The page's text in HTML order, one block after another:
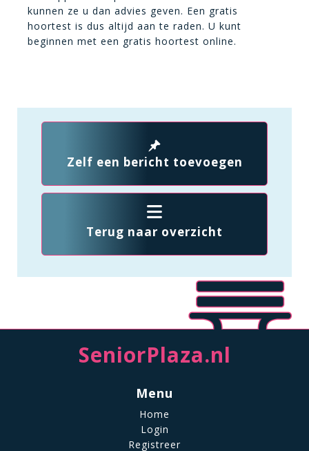
kunnen ze u dan advies geven. Een gratis
hoortest is dus altijd aan te raden. U kunt
beginnen met een gratis hoortest online.
Zelf een bericht toevoegen
Terug naar overzicht
SeniorPlaza.nl
Menu
Home
Login
Registreer